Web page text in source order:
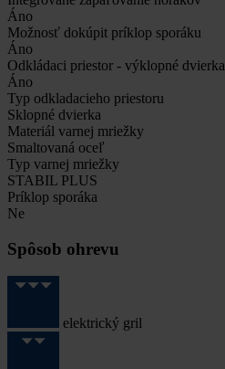
Áno
Možnosť dokúpit príklop sporáku
Áno
Odkládaci priestor - výklopné dvierka
Áno
Typ odkladacieho priestoru
Sklopné dvierka
Materiál varnej mriežky
Smaltovaná oceľ
Typ varnej mriežky
STABIL PLUS
Príklop sporáka
Ne
Spôsob ohrevu
elektrický gril